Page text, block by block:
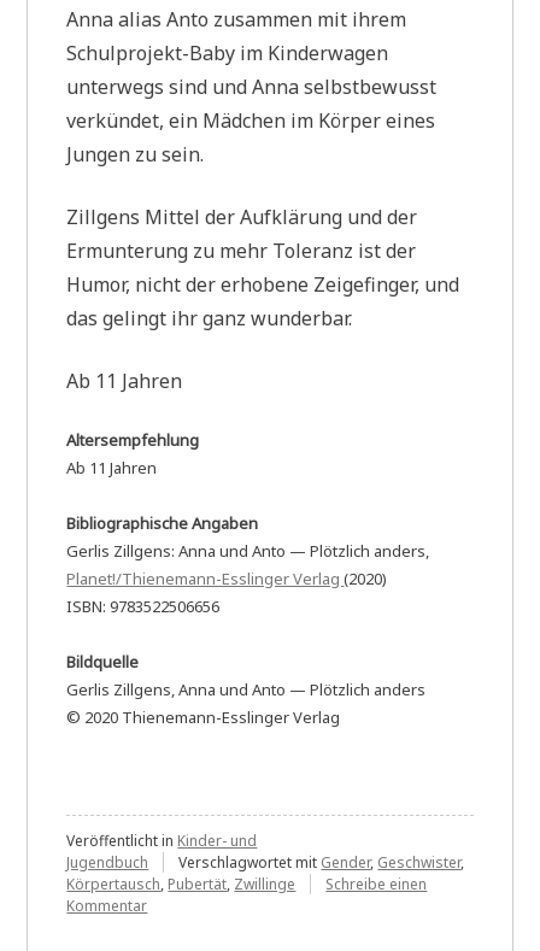
Anna alias Anto zusammen mit ihrem
Schulprojekt-Baby im Kinderwagen
unterwegs sind und Anna selbstbewusst
verkündet, ein Mädchen im Körper eines
Jungen zu sein.
Zillgens Mittel der Aufklärung und der
Ermunterung zu mehr Toleranz ist der
Humor, nicht der erhobene Zeigefinger, und
das gelingt ihr ganz wunderbar.
Ab 11 Jahren
Altersempfehlung
Ab 11 Jahren
Bibliographische Angaben
Gerlis Zillgens: Anna und Anto — Plötzlich anders,
Planet!/Thienemann-Esslinger Verlag(2020)
ISBN: 9783522506656
Bildquelle
Gerlis Zillgens, Anna und Anto — Plötzlich anders
© 2020 Thienemann-Esslinger Verlag
Veröffentlicht in Kinder- und
Jugendbuch
Verschlagwortet mit Gender, Geschwister,
Körpertausch, Pubertät, Zwillinge
Schreibe einen
Kommentarzu